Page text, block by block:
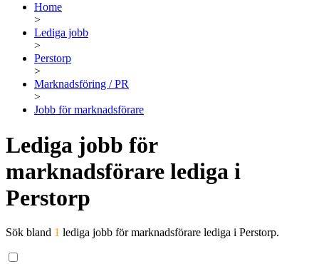
Home
>
Lediga jobb
>
Perstorp
>
Marknadsföring / PR
>
Jobb för marknadsförare
Lediga jobb för
marknadsförare lediga i
Perstorp
Sök bland 1 lediga jobb för marknadsförare lediga i Perstorp.